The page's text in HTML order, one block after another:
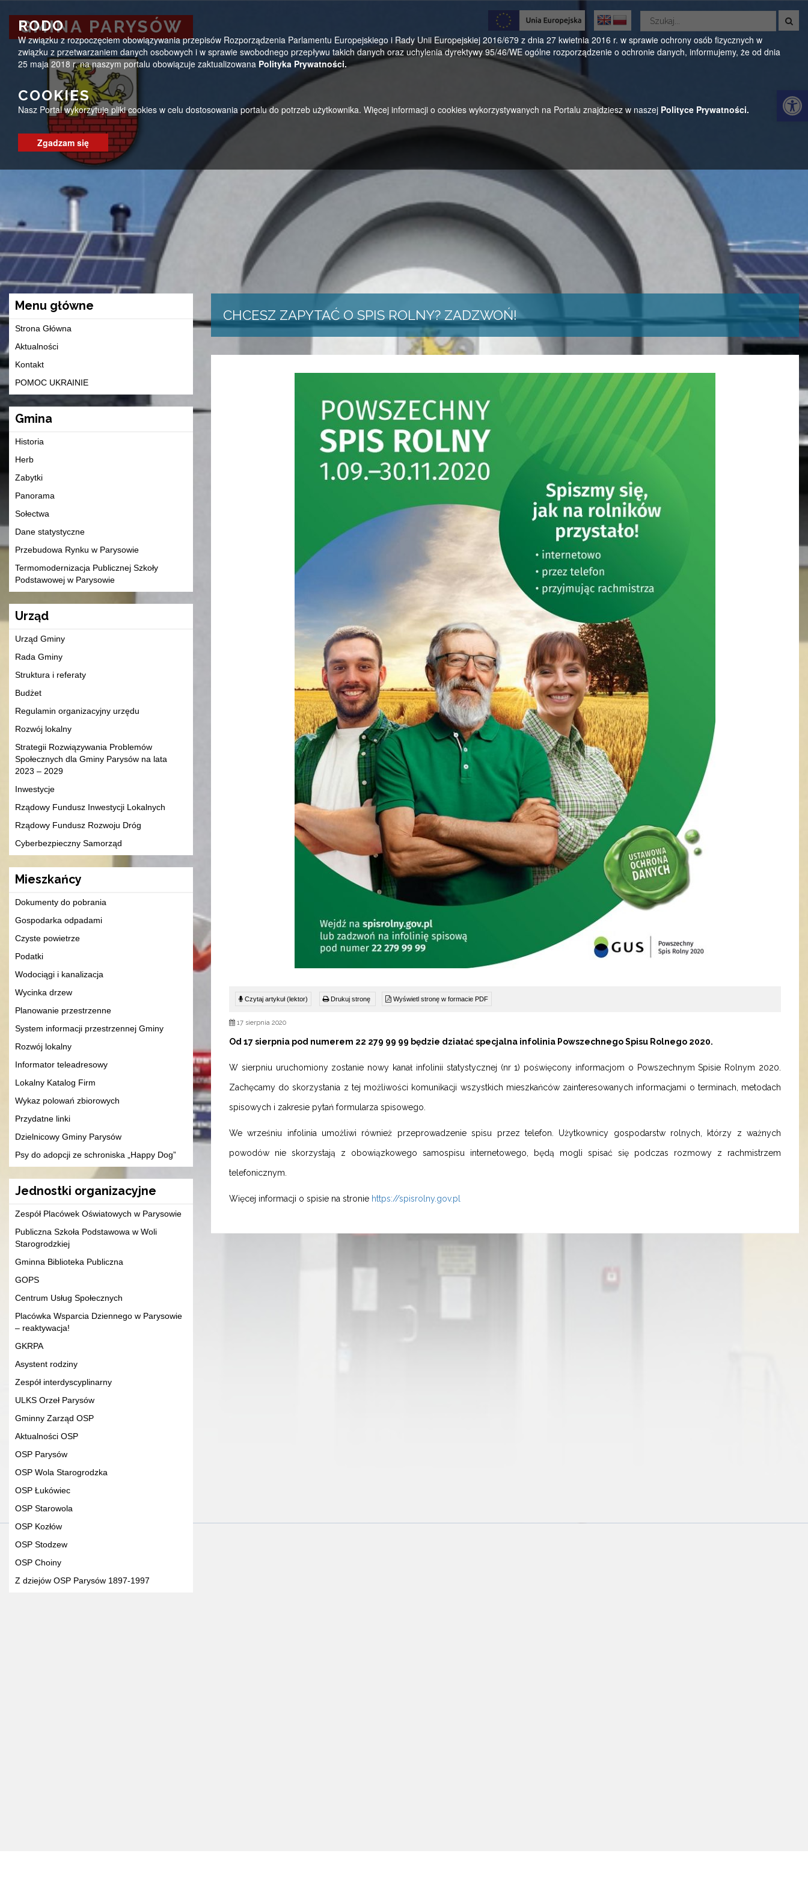
RODO
W związku z rozpoczęciem obowiązywania przepisów Rozporządzenia Parlamentu Europejskiego i Rady Unii Europejskiej 2016/679 z dnia 27 kwietnia 2016 r. w sprawie ochrony osób fizycznych w
związku z przetwarzaniem danych osobowych i w sprawie swobodnego przepływu takich danych oraz uchylenia dyrektywy 95/46/WE ogólne rozporządzenie o ochronie danych, informujemy, że od dnia
25 maja 2018 r. na naszym portalu obowiązuje zaktualizowana Polityka Prywatności.
COOKIES
Nasz Portal wykorzytuje pliki cookies w celu dostosowania portalu do potrzeb użytkownika. Więcej informacji o cookies wykorzystywanych na Portalu znajdziesz w naszej Polityce Prywatności.
Zgadzam się
GMINA PARYSÓW
Oficjalny serwis Gminy Parysów
ul. Kościuszki 28, 08-441 Parysów, mazowieckie
GMINA PARYSÓW
Wyszukaj
serwisie
Menu główne
Strona Główna
Aktualności
Kontakt
POMOC UKRAINIE
Gmina
Historia
Herb
Zabytki
Panorama
Sołectwa
Dane statystyczne
Przebudowa Rynku w Parysowie
Termomodernizacja Publicznej Szkoły
Podstawowej w Parysowie
Urząd
Urząd Gminy
Rada Gminy
Struktura i referaty
Budżet
Regulamin organizacyjny urzędu
Rozwój lokalny
Strategii Rozwiązywania Problemów
Społecznych dla Gminy Parysów na lata
2023 – 2029
Inwestycje
Rządowy Fundusz Inwestycji Lokalnych
Rządowy Fundusz Rozwoju Dróg
Cyberbezpieczny Samorząd
Mieszkańcy
Dokumenty do pobrania
Gospodarka odpadami
Czyste powietrze
Podatki
Wodociągi i kanalizacja
Wycinka drzew
Planowanie przestrzenne
System informacji przestrzennej Gminy
Rozwój lokalny
Informator teleadresowy
Lokalny Katalog Firm
Wykaz polowań zbiorowych
Przydatne linki
Dzielnicowy Gminy Parysów
Psy do adopcji ze schroniska „Happy Dog”
Jednostki organizacyjne
Zespół Placówek Oświatowych w Parysowie
Publiczna Szkoła Podstawowa w Woli
Starogrodzkiej
Gminna Biblioteka Publiczna
GOPS
Centrum Usług Społecznych
Placówka Wsparcia Dziennego w Parysowie
– reaktywacja!
GKRPA
Asystent rodziny
Zespół interdyscyplinarny
ULKS Orzeł Parysów
Gminny Zarząd OSP
Aktualności OSP
OSP Parysów
OSP Wola Starogrodzka
OSP Łukówiec
OSP Starowola
OSP Kozłów
OSP Stodzew
OSP Choiny
Z dziejów OSP Parysów 1897-1997
CHCESZ ZAPYTAĆ O SPIS ROLNY? ZADZWOŃ!
Czytaj artykuł (lektor) Drukuj stronę Wyświetl stronę w formacie PDF
17 sierpnia 2020
Od 17 sierpnia pod numerem 22 279 99 99 będzie działać specjalna infolinia Powszechnego Spisu Rolnego 2020.
W sierpniu uruchomiony zostanie nowy kanał infolinii statystycznej (nr 1) poświęcony informacjom o Powszechnym Spisie Rolnym 2020.
Zachęcamy do skorzystania z tej możliwości komunikacji wszystkich mieszkańców zainteresowanych informacjami o terminach, metodach
spisowych i zakresie pytań formularza spisowego.
We wrześniu infolinia umożliwi również przeprowadzenie spisu przez telefon. Użytkownicy gospodarstw rolnych, którzy z ważnych
powodów nie skorzystają z obowiązkowego samospisu internetowego, będą mogli spisać się podczas rozmowy z rachmistrzem
telefonicznym.
Więcej informacji o spisie na stronie https://spisrolny.gov.pl